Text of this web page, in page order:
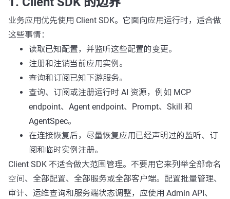
业务应用优先使用 Client SDK。它面向应用运行时，适合做
这些事情：
读取已知配置，并监听这些配置的变更。
注册和注销当前应用实例。
查询和订阅已知下游服务。
查询、订阅或注册运行时 AI 资源，例如 MCP
endpoint、Agent endpoint、Prompt、Skill 和
AgentSpec。
在连接恢复后，尽量恢复应用已经声明过的监听、订
阅和临时实例注册。
Client SDK 不适合做大范围管理。不要用它来列举全部命名
空间、全部配置、全部服务或全部客户端。配置批量管理、
审计、运维查询和服务端状态调整，应使用 Admin API、